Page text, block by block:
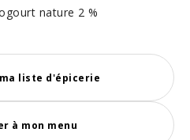
nature 2 %
liste d'épicerie
à mon menu